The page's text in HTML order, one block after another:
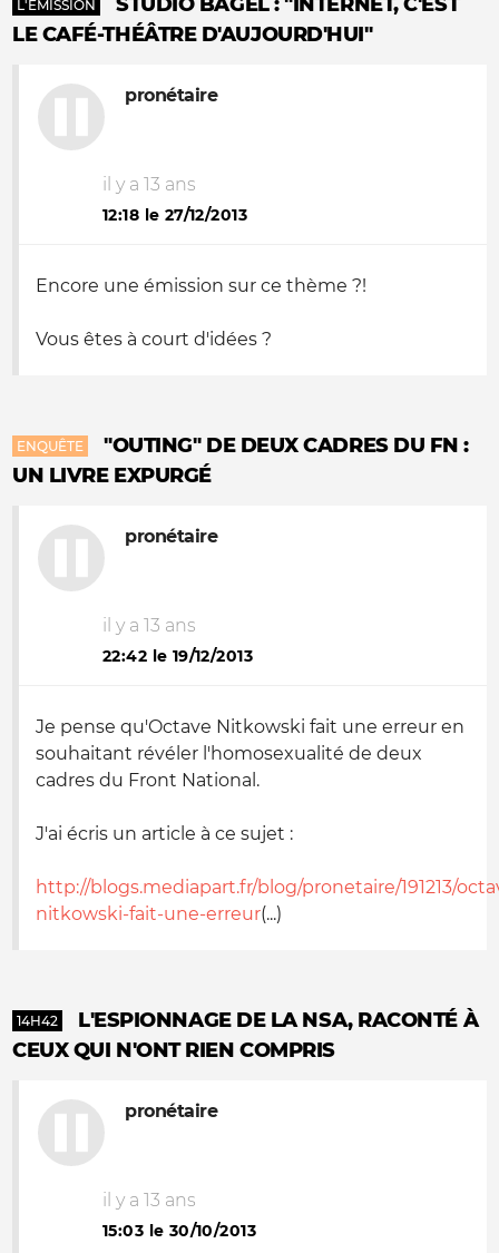
L'ÉMISSION
LE CAFÉ-THÉÂTRE D'AUJOURD'HUI"
pronétaire
il y a 13 ans
12:18 le 27/12/2013
Encore une émission sur ce thème ?!
Vous êtes à court d'idées ?
ENQUÊTE
"OUTING" DE DEUX CADRES DU FN :
UN LIVRE EXPURGÉ
pronétaire
il y a 13 ans
22:42 le 19/12/2013
Je pense qu'Octave Nitkowski fait une erreur en
souhaitant révéler l'homosexualité de deux
cadres du Front National.
J'ai écris un article à ce sujet :
http://blogs.mediapart.fr/blog/pronetaire/191213/
nitkowski-fait-une-erreur(...)
14H42
L'ESPIONNAGE DE LA NSA, RACONTÉ À
CEUX QUI N'ONT RIEN COMPRIS
pronétaire
il y a 13 ans
15:03 le 30/10/2013